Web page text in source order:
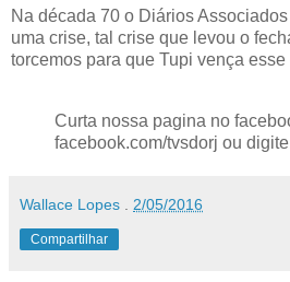
Na década 70 o Diários
uma crise, tal crise que levou o
torcemos para que Tupi vença
Curta nossa pagina no
facebook.com/tvsdorj ou
Wallace Lopes 2/05/2016
Compartilhar